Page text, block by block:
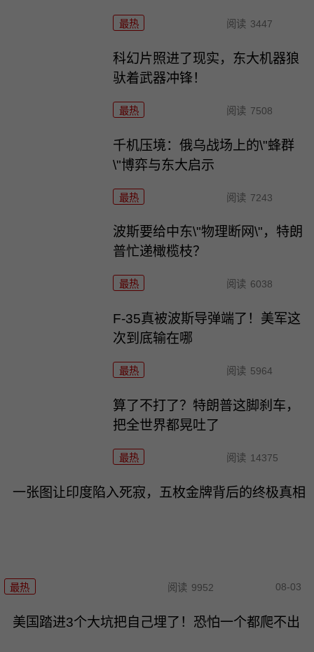
最热 阅读 3447
科幻片照进了现实，东大机器狼
驮着武器冲锋！
最热 阅读 7508
千机压境：俄乌战场上的\"蜂群
\"博弈与东大启示
最热 阅读 7243
波斯要给中东\"物理断网\"，特朗
普忙递橄榄枝？
最热 阅读 6038
F-35真被波斯导弹端了！美军这
次到底输在哪
最热 阅读 5964
算了不打了？特朗普这脚刹车，
把全世界都晃吐了
最热 阅读 14375
一张图让印度陷入死寂，五枚金牌背后的终极真相
最热 阅读 9952 08-03
美国踏进3个大坑把自己埋了！恐怕一个都爬不出